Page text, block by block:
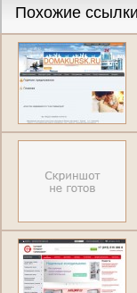
Похожие ссылки